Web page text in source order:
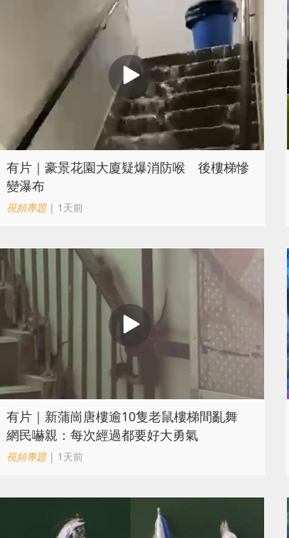
有片｜豪景花園大廈疑爆消防喉 後樓梯慘
變瀑布
視頻專題| 1天前
有片｜新蒲崗唐樓逾10隻老鼠樓梯間亂舞
網民嚇親：每次經過都要好大勇氣
視頻專題| 1天前